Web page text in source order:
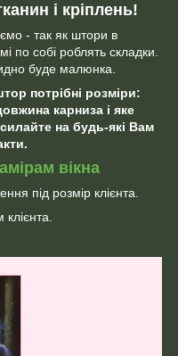
і кріплень!
- так як штори в
по собі роблять складки.
буде малюнка.
потрібні розміри:
карниза і яке
на будь-які Вам
вікна
під розмір клієнта.